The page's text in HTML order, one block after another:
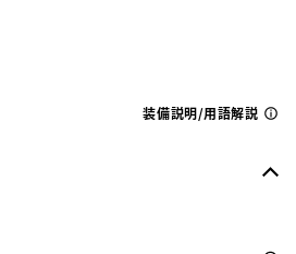
装備説明/用語解説